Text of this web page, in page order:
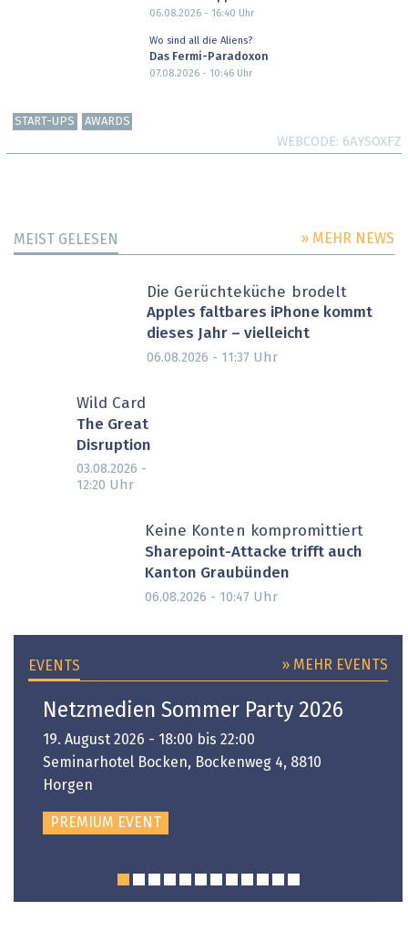
06.08.2026 - 16:40 Uhr
Wo sind all die Aliens?
Das Fermi-Paradoxon
07.08.2026 - 10:46Uhr
START-UPS AWARDS
WEBCODE 6AYSOXFZ
MEIST GELESEN » MEHR NEWS
Die Gerüchteküche brodelt
Apples faltbares iPhone kommt
dieses Jahr – vielleicht
06.08.2026 - 11:37 Uhr
Wild Card
The Great
Disruption
03.08.2026 -
12:20 Uhr
Keine Konten kompromittiert
Sharepoint-Attacke trifft auch
Kanton Graubünden
06.08.2026 - 10:47 Uhr
EVENTS » MEHR EVENTS
Netzmedien Sommer Party 2026
19. August 2026 - 18:00 bis 22:00
Seminarhotel Bocken, Bockenweg 4, 8810
Horgen
PREMIUM EVENT